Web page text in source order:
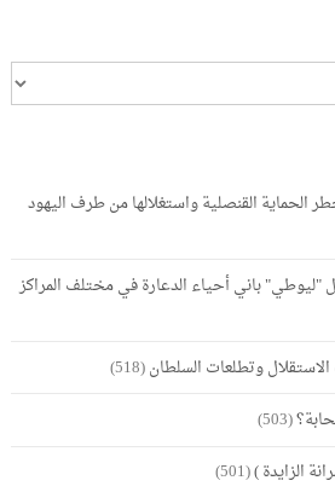
الحماية القنصلية واستغلالها من طرف اليهود
"ليوطي" باني أحياء الدعارة في مختلف المراكز
وتطلعات السلطان(518)
(503)
الزايدة )(501)